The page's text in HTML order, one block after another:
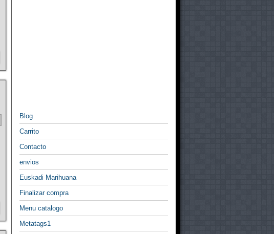
Blog
Carrito
Contacto
envios
Euskadi Marihuana
Finalizar compra
Menu catalogo
Metatags1